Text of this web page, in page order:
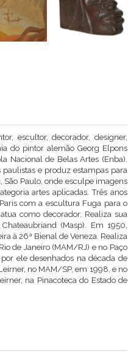
escultor, decorador, designer,
do pintor alemão Georg Elpons
Nacional de Belas Artes (Enba).
e produz estampas para
Paulo, onde esculpe imagens
artes aplicadas. Três anos
com a escultura Fuga para o
como decorador. Realiza sua
(Masp). Em 1950,
à 26ª Bienal de Veneza. Realiza
de Janeiro (MAM/RJ) e no Paço
ele desenhados na década de
no MAM/SP, em 1998, e no
na Pinacoteca do Estado de